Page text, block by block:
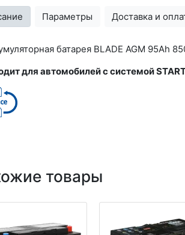
Параметры Доставка и
батарея BLADE AGM 95Ah
для автомобилей с системой
товары